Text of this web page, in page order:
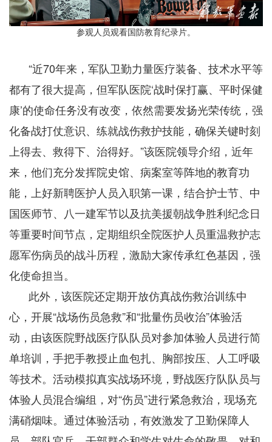
参观人员观看国防教育纪录片。
“近70年来，军队卫勤力量医疗装备、技术水平等
都有了很大提高，但军队医院‘战时保打赢、平时保健
康’的使命任务没有改变，依然需要发扬光荣传统，强
化备战打仗意识、练就战伤救护技能，确保关键时刻
上得去、救得下、治得好。”该医院领导介绍，近年
来，他们充分发挥院史馆、病案室等阵地的教育功
能，上好新聘医护人员入职第一课，结合护士节、中
国医师节、八一建军节以及抗美援朝战争胜利纪念日
等重要时间节点，定期组织全院医护人员重温救护志
愿军伤病员的战斗历程，激励大家传承红色基因，强
化使命担当。
此外，该医院还定期开放仿真战伤救治训练中
心，开展“战场伤员急救”和“批量伤员收治”体验活
动，由该医院野战医疗队队员对参加体验人员进行简
单培训，手把手教授止血包扎、胸部按压、人工呼吸
等技术。活动模拟真实战场环境，野战医疗队队员与
体验人员混合编组，对“伤员”进行紧急救治，现场充
满硝烟味。通过体验活动，有效激发了卫勤保障人